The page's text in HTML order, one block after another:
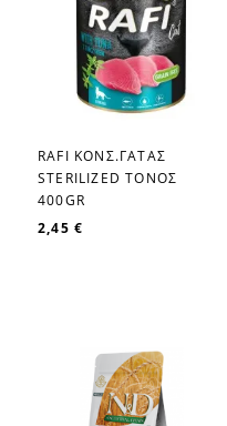
favorite_border
RAFI ΚΟΝΣ.ΓΑΤΑΣ
STERILIZED ΤΟΝΟΣ
400GR
2,45 €